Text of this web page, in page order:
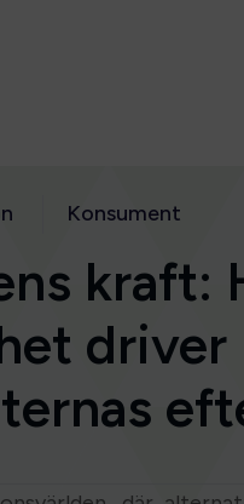
Konsument
kraft:
driver